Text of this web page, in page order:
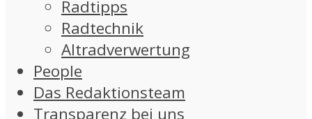
Radtipps
Radtechnik
Altradverwertung
People
Das Redaktionsteam
Transparenz bei uns